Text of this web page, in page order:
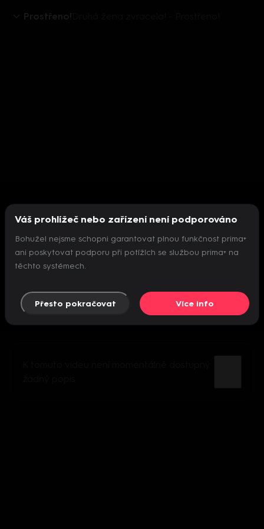
Prostřeno!
Nepodařilo se inicializovat přehrávač
Váš prohlížeč nebo zařízení není podporováno
Bohužel nejsme schopni garantovat plnou funkčnost prima+
ani poskytovat podporu při potížích se službou prima+ na
těchto systémech.
Přesto pokračovat Více info